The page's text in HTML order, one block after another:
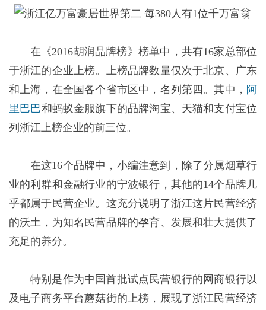
在《2016胡润品牌榜》榜单中，共有16家总部位
于浙江的企业上榜。上榜品牌数量仅次于北京、广东
和上海，在全国各个省市区中，名列第四。其中， 阿
里巴巴和蚂蚁金服旗下的品牌淘宝、天猫和支付宝位
列浙江上榜企业的前三位。
在这16个品牌中，小编注意到，除了分属烟草行
业的利群和金融行业的宁波银行，其他的14个品牌几
乎都属于民营企业。这充分说明了浙江这片民营经济
的沃土，为知名民营品牌的孕育、发展和壮大提供了
充足的养分。
特别是作为中国首批试点民营银行的网商银行以
及电子商务平台蘑菇街的上榜，展现了浙江民营经济